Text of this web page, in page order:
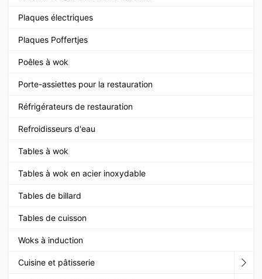
Plaques électriques
Plaques Poffertjes
Poêles à wok
Porte-assiettes pour la restauration
Réfrigérateurs de restauration
Refroidisseurs d'eau
Tables à wok
Tables à wok en acier inoxydable
Tables de billard
Tables de cuisson
Woks à induction
Cuisine et pâtisserie